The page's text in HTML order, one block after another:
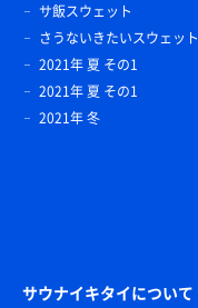
サ飯スウェット
さうないきたいスウェット
2021年 夏 その1
2021年 夏 その1
2021年 冬
サウナイキタイについて